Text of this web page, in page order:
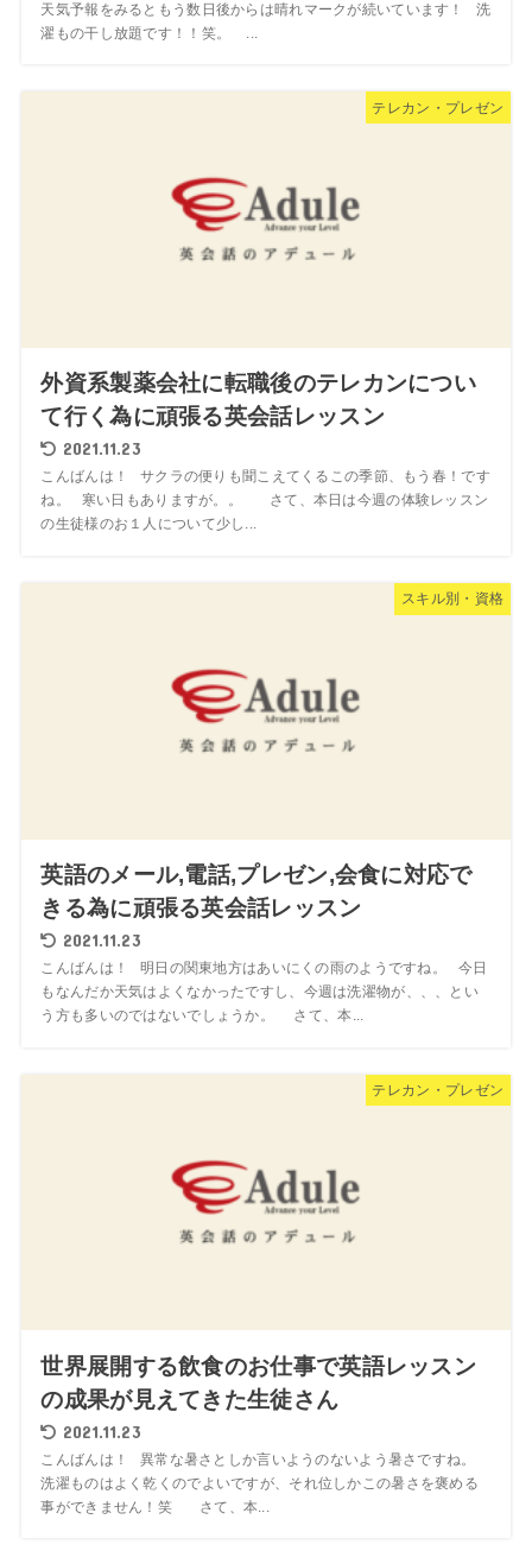
天気予報をみるともう数日後からは晴れマークが続いています！ 洗
濯もの干し放題です！！笑。 ...
テレカン・プレゼン
外資系製薬会社に転職後のテレカンについ
て行く為に頑張る英会話レッスン
2021.11.23
こんばんは！ サクラの便りも聞こえてくるこの季節、もう春！です
ね。 寒い日もありますが。。 さて、本日は今週の体験レッスン
の生徒様のお１人について少し...
スキル別・資格
英語のメール,電話,プレゼン,会食に対応で
きる為に頑張る英会話レッスン
2021.11.23
こんばんは！ 明日の関東地方はあいにくの雨のようですね。 今日
もなんだか天気はよくなかったですし、今週は洗濯物が、、、とい
う方も多いのではないでしょうか。 さて、本...
テレカン・プレゼン
世界展開する飲食のお仕事で英語レッスン
の成果が見えてきた生徒さん
2021.11.23
こんばんは！ 異常な暑さとしか言いようのないよう暑さですね。
洗濯ものはよく乾くのでよいですが、それ位しかこの暑さを褒める
事ができません！笑 さて、本...